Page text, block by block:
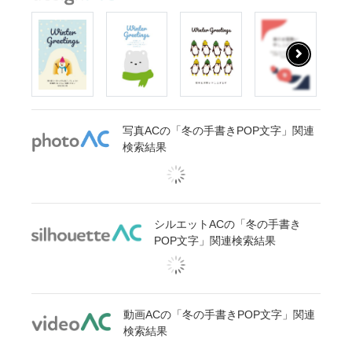
写真ACの「冬の手書きPOP文字」関連
検索結果
シルエットACの「冬の手書き
POP文字」関連検索結果
動画ACの「冬の手書きPOP文字」関連
検索結果